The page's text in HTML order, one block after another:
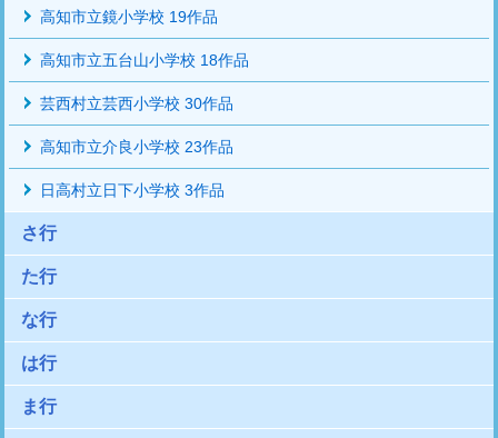
高知市立鏡小学校 19作品
高知市立五台山小学校 18作品
芸西村立芸西小学校 30作品
高知市立介良小学校 23作品
日高村立日下小学校 3作品
さ行
た行
な行
は行
ま行